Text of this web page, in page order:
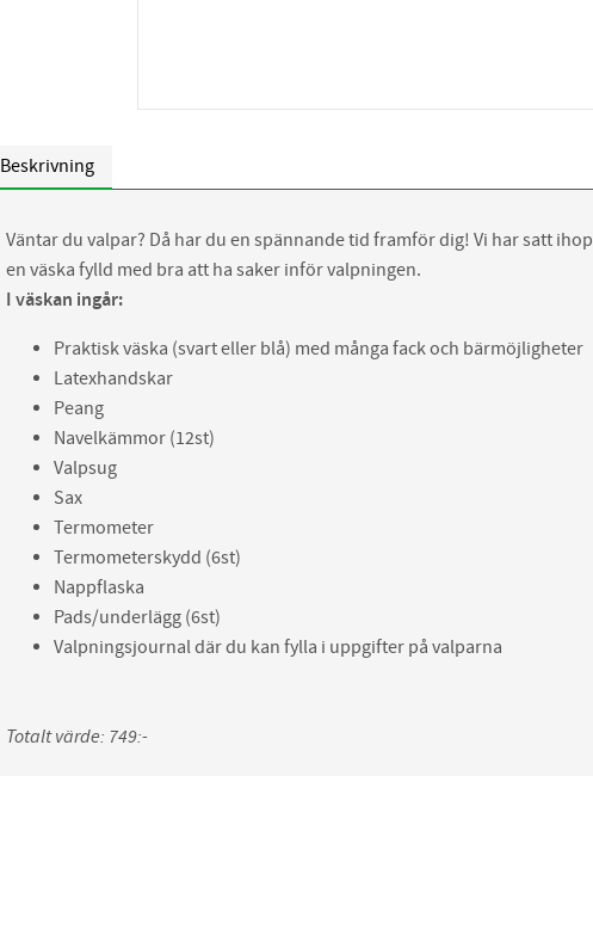
Beskrivning
Väntar du valpar? Då har du en spännande tid framför dig! Vi har satt ihop
en väska fylld med bra att ha saker inför valpningen.
I väskan ingår:
Praktisk väska (svart eller blå) med många fack och bärmöjligheter
Latexhandskar
Peang
Navelkämmor (12st)
Valpsug
Sax
Termometer
Termometerskydd (6st)
Nappflaska
Pads/underlägg (6st)
Valpningsjournal där du kan fylla i uppgifter på valparna
Totalt värde: 749:-